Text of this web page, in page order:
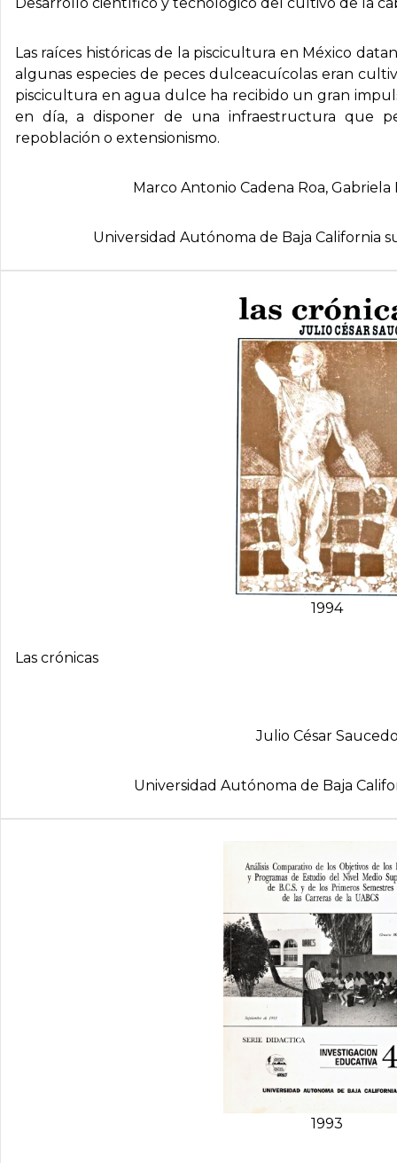
Las raíces históricas de la piscicultura en México
algunas especies de peces dulceacuícolas eran
piscicultura en agua dulce ha recibido un gran
en día, a disponer de una infraestructura que
repoblación o extensionismo.
Marco Antonio Cadena Roa,
Universidad Autónoma de Baja California
1994
Las crónicas
Julio César
Universidad Autónoma de Baja
1993